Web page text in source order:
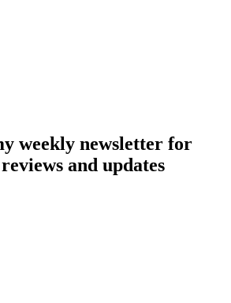
weekly newsletter for
and updates